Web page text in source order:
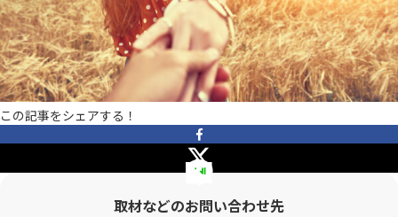
地域・観光
OTEMON VIEWについて
サイトポリシー
この記事をシェアする！
取材などのお問い合わせ先